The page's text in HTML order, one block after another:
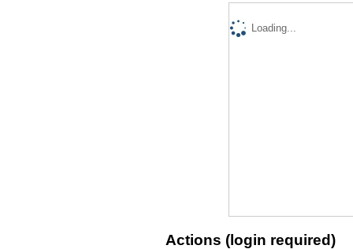
Loading...
Actions (login required)